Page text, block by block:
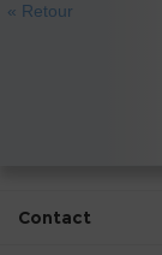
« Retour
Contact